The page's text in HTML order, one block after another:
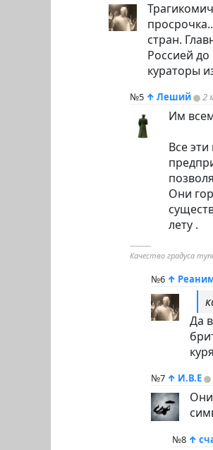
стран.
Россией
кураторы
№5 ↑ Леший 2
Им
Все
Они
лету .
----------
Качество градуса
№6 ↑
Да
№7 ↑ И.В.Е
Они
№8 ↑